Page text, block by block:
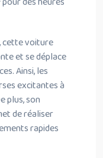
cette voiture
et se déplace
Ainsi, les
excitantes à
plus, son
de réaliser
rapides